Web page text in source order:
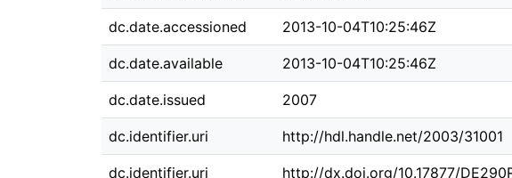
dc.date.accessioned 2013-10-04T10:25:46Z
dc.date.available 2013-10-04T10:25:46Z
dc.date.issued 2007
dc.identifier.uri http://hdl.handle.net/2003/31001
dc.identifier.uri http://dx.doi.org/10.17877/